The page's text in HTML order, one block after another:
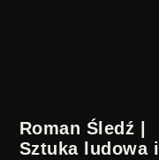
Roman Śledź |
Sztuka ludowa i